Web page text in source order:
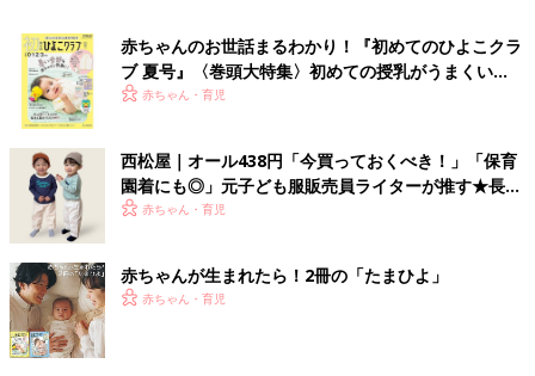
赤ちゃんのお世話まるわかり！『初めてのひよこクラ
ブ 夏号』〈巻頭大特集〉初めての授乳がうまくい
く！ おっぱい・ミルクの基本と夏のトラブル 解決テ
赤ちゃん・育児
西松屋｜オール438円「今買っておくべき！」「保育
園着にも◎」元子ども服販売員ライターが推す★長袖
Tシャツ5選
赤ちゃん・育児
赤ちゃんが生まれたら！2冊の「たまひよ」
赤ちゃん・育児